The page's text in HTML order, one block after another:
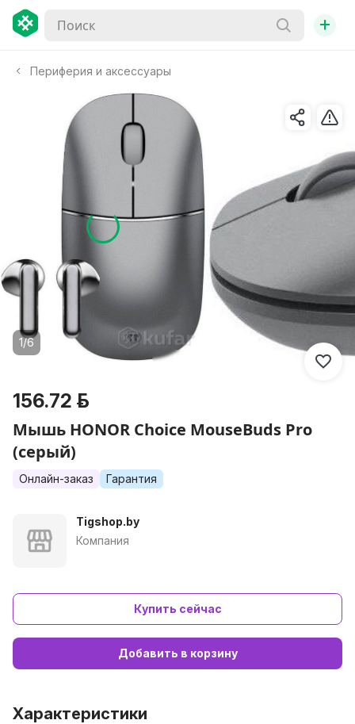
+
Периферия и аксессуары
1/6
156.72 р.
Мышь HONOR Choice MouseBuds Pro
(серый)
Онлайн-заказ Гарантия
Tigshop.by
Компания
Купить сейчас
Добавить в корзину
Характеристики